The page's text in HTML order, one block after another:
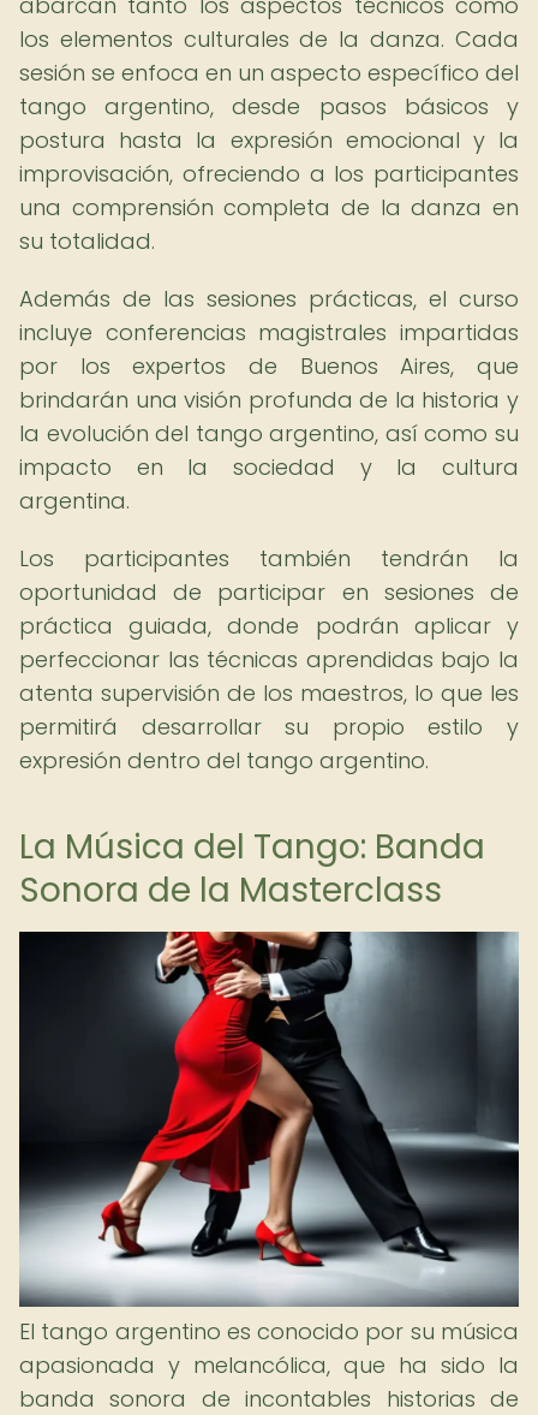
los elementos culturales de la danza. Cada
sesión se enfoca en un aspecto específico del
tango argentino, desde pasos básicos y
postura hasta la expresión emocional y la
improvisación, ofreciendo a los participantes
una comprensión completa de la danza en
su totalidad.
Además de las sesiones prácticas, el curso
incluye conferencias magistrales impartidas
por los expertos de Buenos Aires, que
brindarán una visión profunda de la historia y
la evolución del tango argentino, así como su
impacto en la sociedad y la cultura
argentina.
Los participantes también tendrán la
oportunidad de participar en sesiones de
práctica guiada, donde podrán aplicar y
perfeccionar las técnicas aprendidas bajo la
atenta supervisión de los maestros, lo que les
permitirá desarrollar su propio estilo y
expresión dentro del tango argentino.
La Música del Tango: Banda
Sonora de la Masterclass
El tango argentino es conocido por su música
apasionada y melancólica, que ha sido la
banda sonora de incontables historias de